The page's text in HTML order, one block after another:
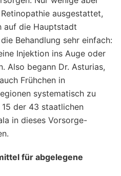
ausgestattet,
auf die Hauptstadt
Behandlung sehr einfach:
Injektion ins Auge oder
Also begann Dr. Asturias,
Frühchen in
systematisch zu
der 43 staatlichen
in dieses Vorsorge-
für abgelegene